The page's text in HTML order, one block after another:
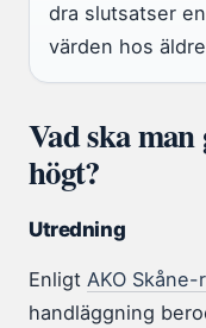
dra slutsatser
värden hos
Vad ska
högt?
Utredning
Enligt AKO
handläggning